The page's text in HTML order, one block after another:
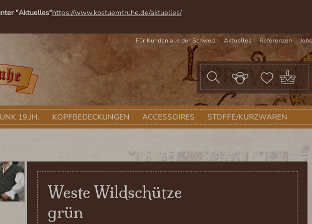
"Aktuelles"https://www.kostuemtruhe.de/aktuelles/
Für Kunden aus der Schweiz Aktuelles Referenzen Jobs
19.JH. KOPFBEDECKUNGEN ACCESSOIRES STOFFE/KURZWAREN
Weste Wildschütze
grün